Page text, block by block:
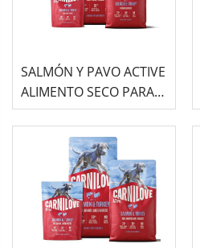
SALMÓN Y PAVO ACTIVE
ALIMENTO SECO PARA
PERROS ADULTOS
CARNILOVE